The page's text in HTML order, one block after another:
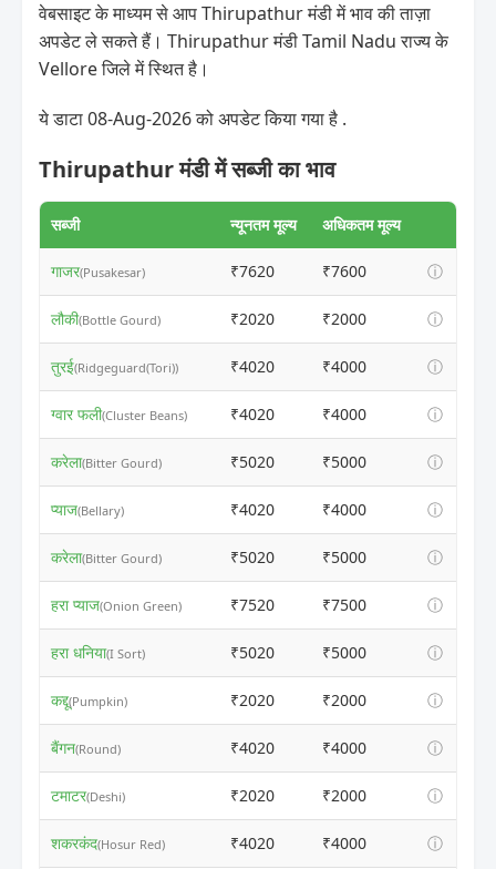
वेबसाइट के माध्यम से आप Thirupathur मंडी में भाव की ताज़ा
अपडेट ले सकते हैं। Thirupathur मंडी Tamil Nadu राज्य के
Vellore जिले में स्थित है।
ये डाटा 08-Aug-2026 को अपडेट किया गया है .
Thirupathur मंडी में सब्जी का भाव
सब्जी न्यूनतम मूल्य अधिकतम मूल्य
गाजर(Pusakesar) ₹7620 ₹7600 ⓘ
लौकी(Bottle Gourd) ₹2020 ₹2000 ⓘ
तुरई(Ridgeguard(Tori)) ₹4020 ₹4000 ⓘ
ग्वार फली(Cluster Beans) ₹4020 ₹4000 ⓘ
करेला(Bitter Gourd) ₹5020 ₹5000 ⓘ
प्याज(Bellary) ₹4020 ₹4000 ⓘ
करेला(Bitter Gourd) ₹5020 ₹5000 ⓘ
हरा प्याज(Onion Green) ₹7520 ₹7500 ⓘ
हरा धनिया(I Sort) ₹5020 ₹5000 ⓘ
कद्दू(Pumpkin) ₹2020 ₹2000 ⓘ
बैंगन(Round) ₹4020 ₹4000 ⓘ
टमाटर(Deshi) ₹2020 ₹2000 ⓘ
शकरकंद(Hosur Red) ₹4020 ₹4000 ⓘ